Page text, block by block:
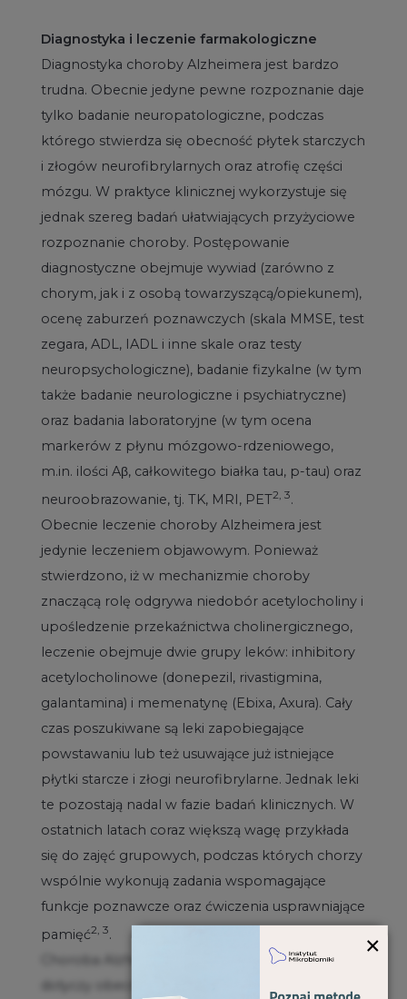
Diagnostyka i leczenie farmakologiczne
Diagnostyka choroby Alzheimera jest bardzo
trudna. Obecnie jedyne pewne rozpoznanie daje
tylko badanie neuropatologiczne, podczas
którego stwierdza się obecność płytek starczych
i złogów neurofibrylarnych oraz atrofię części
mózgu. W praktyce klinicznej wykorzystuje się
jednak szereg badań ułatwiających przyżyciowe
rozpoznanie choroby. Postępowanie
diagnostyczne obejmuje wywiad (zarówno z
chorym, jak i z osobą towarzyszącą/opiekunem),
ocenę zaburzeń poznawczych (skala MMSE, test
zegara, ADL, IADL i inne skale oraz testy
neuropsychologiczne), badanie fizykalne (w tym
także badanie neurologiczne i psychiatryczne)
oraz badania laboratoryjne (w tym ocena
markerów z płynu mózgowo-rdzeniowego,
m.in. ilości Aβ, całkowitego białka tau, p-tau) oraz
neuroobrazowanie, tj. TK, MRI, PET2, 3.
Obecnie leczenie choroby Alzheimera jest
jedynie leczeniem objawowym. Ponieważ
stwierdzono, iż w mechanizmie choroby
znaczącą rolę odgrywa niedobór acetylocholiny i
upośledzenie przekaźnictwa cholinergicznego,
leczenie obejmuje dwie grupy leków: inhibitory
acetylocholinowe (donepezil, rivastigmina,
galantamina) i memenatynę (Ebixa, Axura). Cały
czas poszukiwane są leki zapobiegające
powstawaniu lub też usuwające już istniejące
płytki starcze i złogi neurofibrylarne. Jednak leki
te pozostają nadal w fazie badań klinicznych. W
ostatnich latach coraz większą wagę przykłada
się do zajęć grupowych, podczas których chorzy
wspólnie wykonują zadania wspomagające
funkcje poznawcze oraz ćwiczenia usprawniające
pamięć2, 3.
Alzheimer’s disease ×